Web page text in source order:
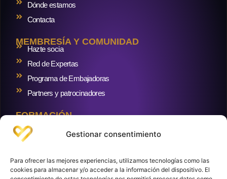
Gestionar consentimiento
Para ofrecer las mejores experiencias, utilizamos tecnologías como las
cookies para almacenar y/o acceder a la información del dispositivo. El
Dónde estamos
Contacta
MEMBRESÍA Y COMUNIDAD
Hazte socia
Red de Expertas
Programa de Embajadoras
Partners y patrocinadores
FORMACIÓN
RECURSOS Y BLOG
Crowdlending inmobiliario